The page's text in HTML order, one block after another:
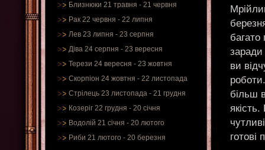
Близнюки 21 травня - 21 червня
Рак 22 червня - 22 липня
Лев 23 липня - 23 серпня
Діва 24 серпня - 23 вересня
Терези 24 вересня - 23 жовтня
Скорпіон 24 жовтня - 22 листопада
Стрілець 23 листопада - 21 грудня
Козеріг 22 грудня - 20 січня
Водолій 21 січня - 20 лютого
Риби 21 лютого - 20 березня
заради
ви
більш
готові